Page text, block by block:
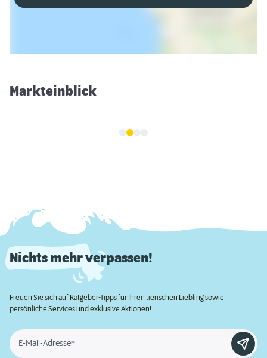
Markteinblick
Nichts mehr verpassen!
Freuen Sie sich auf Ratgeber-Tipps für Ihren tierischen Liebling sowie
persönliche Services und exklusive Aktionen!
E-Mail-Adresse*